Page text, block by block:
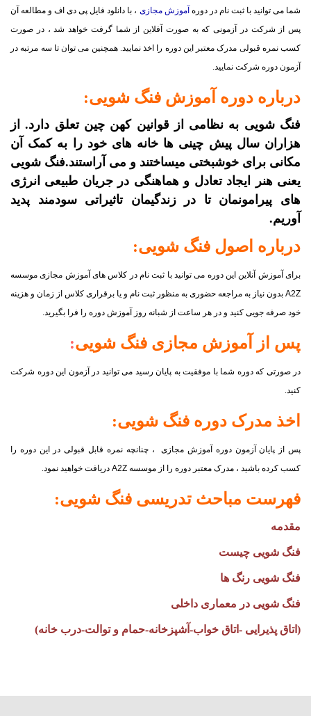
شما می توانید با ثبت نام در دوره آموزش مجازی ، با دانلود فایل پی دی اف و مطالعه آن
پس از شرکت در آزمونی که به صورت آفلاین از شما گرفت خواهد شد ، در صورت
کسب نمره قبولی مدرک معتبر این دوره را اخذ نمایید. همچنین می توان تا سه مرتبه در
آزمون دوره شرکت نمایید.
درباره دوره آموزش فنگ شویی:
فنگ شویی به نظامی از قوانین کهن چین تعلق دارد. از
هزاران سال پیش چینی ها خانه های خود را به کمک آن
مکانی برای خوشبختی میساختند و می آراستند.فنگ شویی
یعنی هنر ایجاد تعادل و هماهنگی در جریان طبیعی انرژی
های پیرامونمان تا در زندگیمان تاثیراتی سودمند پدید
آوریم.
درباره اصول فنگ شویی:
برای آموزش آنلاین این دوره می توانید با ثبت نام در کلاس های آموزش مجازی موسسه
A2Z بدون نیاز به مراجعه حضوری به منظور ثبت نام و یا برقراری کلاس از زمان و هزینه
خود صرفه جویی کنید و در هر ساعت از شبانه روز آموزش دوره را فرا بگیرید.
پس از آموزش مجازی فنگ شویی:
در صورتی که دوره شما با موفقیت به پایان رسید می توانید در آزمون این دوره شرکت
کنید.
اخذ مدرک دوره فنگ شویی:
پس از پایان آزمون دوره آموزش مجازی ، چنانچه نمره قابل قبولی در این دوره را
کسب کرده باشید ، مدرک معتبر دوره را از موسسه A2Z دریافت خواهید نمود.
فهرست مباحث تدریسی فنگ شویی:
مقدمه
فنگ شویی چیست
فنگ شویی رنگ ها
فنگ شویی در معماری داخلی
(اتاق پذیرایی -اتاق خواب-آشپزخانه-حمام و توالت-درب خانه)